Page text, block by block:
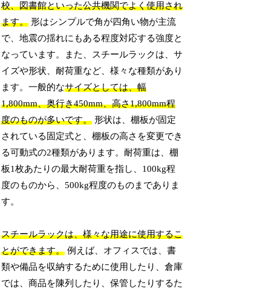
校、図書館といった公共機関でよく使用され
ます。 形はシンプルで角が四角い物が主流
で、地震の揺れにもある程度対応する強度と
なっています。また、スチールラックは、サ
イズや形状、耐荷重など、様々な種類があり
ます。一般的なサイズとしては、幅
1,800mm、奥行き450mm、高さ1,800mm程
度のものが多いです。 形状は、棚板が固定
されている固定式と、棚板の高さを変更でき
る可動式の2種類があります。耐荷重は、棚
板1枚あたりの最大耐荷重を指し、100kg程
度のものから、500kg程度のものまでありま
す。
スチールラックは、様々な用途に使用するこ
とができます。 例えば、オフィスでは、書
類や備品を収納するために使用したり、倉庫
では、商品を陳列したり、保管したりするた